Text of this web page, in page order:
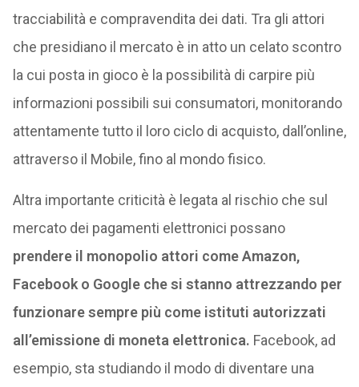
tracciabilità e compravendita dei dati. Tra gli attori
che presidiano il mercato è in atto un celato scontro
la cui posta in gioco è la possibilità di carpire più
informazioni possibili sui consumatori, monitorando
attentamente tutto il loro ciclo di acquisto, dall’online,
attraverso il Mobile, fino al mondo fisico.
Altra importante criticità è legata al rischio che sul
mercato dei pagamenti elettronici possano
prendere il monopolio attori come Amazon,
Facebook o Google che si stanno attrezzando per
funzionare sempre più come istituti autorizzati
all’emissione di moneta elettronica. Facebook, ad
esempio, sta studiando il modo di diventare una